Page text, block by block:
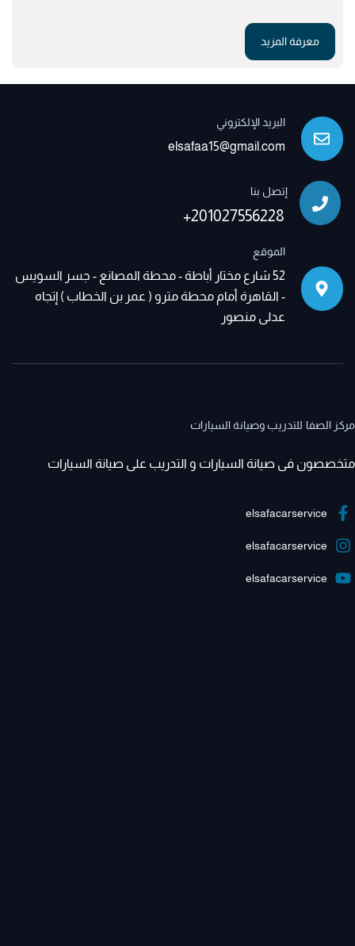
معرفة المزيد
البريد الإلكتروني
elsafaa15@gmail.com
إتصل بنا
+201027556228
الموقع
52 شارع مختار أباطة - محطة المصانع - جسر السويس
- القاهرة أمام محطة مترو ( عمر بن الخطاب ) إتجاه
عدلى منصور
مركز الصفا للتدريب وصيانة السيارات
متخصصون فى صيانة السيارات و التدريب على صيانة السيارات
elsafacarservice
elsafacarservice
elsafacarservice